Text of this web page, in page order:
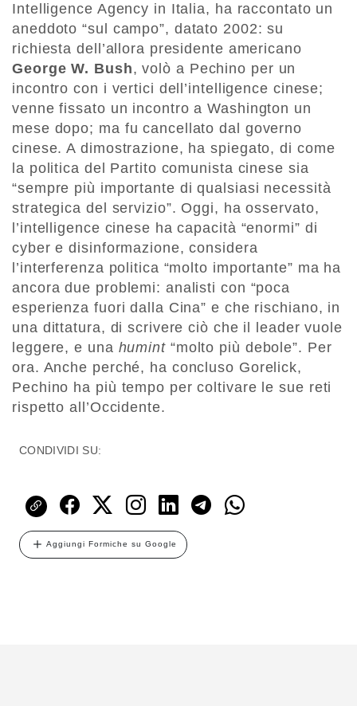
Intelligence Agency in Italia, ha raccontato un
aneddoto “sul campo”, datato 2002: su
richiesta dell’allora presidente americano
George W. Bush, volò a Pechino per un
incontro con i vertici dell’intelligence cinese;
venne fissato un incontro a Washington un
mese dopo; ma fu cancellato dal governo
cinese. A dimostrazione, ha spiegato, di come
la politica del Partito comunista cinese sia
“sempre più importante di qualsiasi necessità
strategica del servizio”. Oggi, ha osservato,
l’intelligence cinese ha capacità “enormi” di
cyber e disinformazione, considera
l’interferenza politica “molto importante” ma ha
ancora due problemi: analisti con “poca
esperienza fuori dalla Cina” e che rischiano, in
una dittatura, di scrivere ciò che il leader vuole
leggere, e una humint“molto più debole”. Per
ora. Anche perché, ha concluso Gorelick,
Pechino ha più tempo per coltivare le sue reti
rispetto all’Occidente.
CONDIVIDI SU:
Aggiungi Formiche su Google